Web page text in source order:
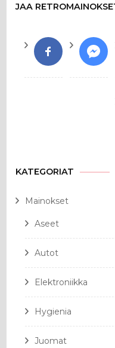
JAA
KATEGORIAT
Mainokset
Aseet
Autot
Elektroniikka
Hygienia
Juomat